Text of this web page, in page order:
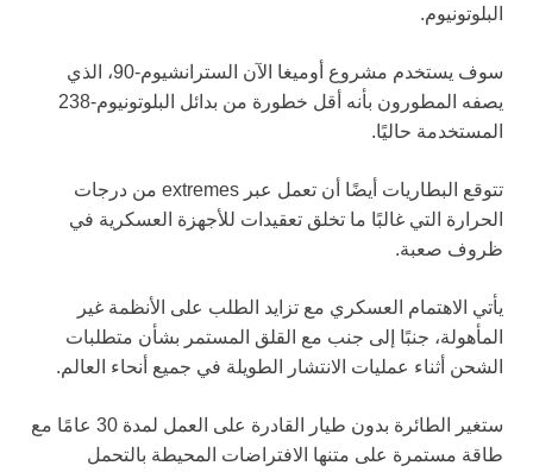
البلوتونيوم.
سوف يستخدم مشروع أوميغا الآن السترانشيوم-90، الذي
يصفه المطورون بأنه أقل خطورة من بدائل البلوتونيوم-238
المستخدمة حاليًا.
تتوقع البطاريات أيضًا أن تعمل عبر extremes من درجات
الحرارة التي غالبًا ما تخلق تعقيدات للأجهزة العسكرية في
ظروف صعبة.
يأتي الاهتمام العسكري مع تزايد الطلب على الأنظمة غير
المأهولة، جنبًا إلى جنب مع القلق المستمر بشأن متطلبات
الشحن أثناء عمليات الانتشار الطويلة في جميع أنحاء العالم.
ستغير الطائرة بدون طيار القادرة على العمل لمدة 30 عامًا مع
طاقة مستمرة على متنها الافتراضات المحيطة بالتحمل